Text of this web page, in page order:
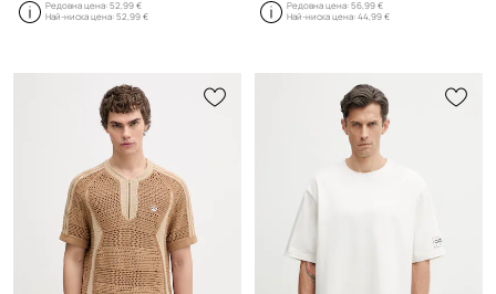
Редовна цена:52,99 €
Най-ниска цена:52,99 €
Редовна цена:56,99 €
Най-ниска цена:44,99 €